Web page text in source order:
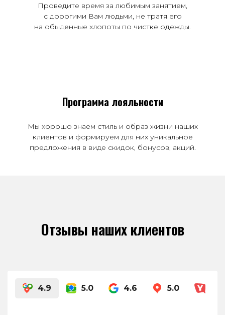
Проведите время за любимым занятием,
с дорогими Вам людьми, не тратя его
на обыденные хлопоты по чистке одежды.
Программа лояльности
Мы хорошо знаем стиль и образ жизни наших
клиентов и формируем для них уникальное
предложения в виде скидок, бонусов, акций.
Отзывы наших клиентов
4.9 5.0 4.6 5.0